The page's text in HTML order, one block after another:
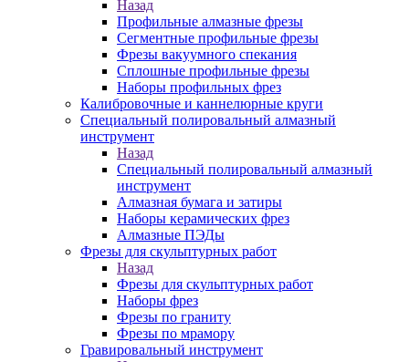
Назад
Профильные алмазные фрезы
Сегментные профильные фрезы
Фрезы вакуумного спекания
Сплошные профильные фрезы
Наборы профильных фрез
Калибровочные и каннелюрные круги
Специальный полировальный алмазный
инструмент
Назад
Специальный полировальный алмазный
инструмент
Алмазная бумага и затиры
Наборы керамических фрез
Алмазные ПЭДы
Фрезы для скульптурных работ
Назад
Фрезы для скульптурных работ
Наборы фрез
Фрезы по граниту
Фрезы по мрамору
Гравировальный инструмент